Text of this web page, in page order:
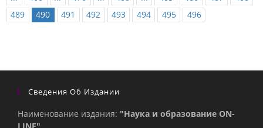
489
490 491 492 493 494 495 496
Сведения Об Издании
Наименование издания: "Наука и образование ON-